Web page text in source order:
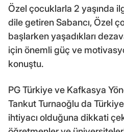
Özel çocuklarla 2 yaşında
dile getiren Sabancı, Özel
başlarken yaşadıkları
için önemli güç ve
konuştu.
PG Türkiye ve Kafkasya
Tankut Turnaoğlu da
ihtiyacı olduğuna dikkati